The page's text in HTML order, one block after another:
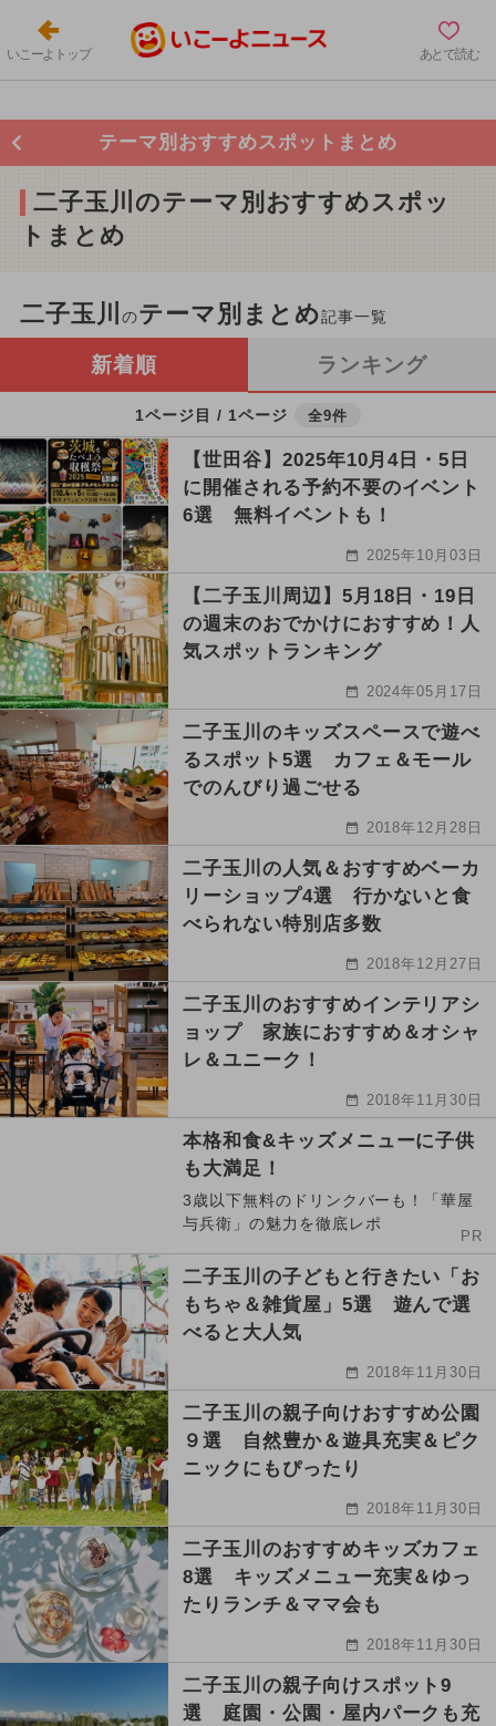
いこーよトップ あとで読む
テーマ別おすすめスポットまとめ
二子玉川のテーマ別おすすめスポッ
トまとめ
二子玉川 のテーマ別まとめ記事一覧
新着順 ランキング
1ページ目 / 1ページ 全9件
【世田谷】2025年10月4日・5日
に開催される予約不要のイベント
6選 無料イベントも！
2025年10月03日
【二子玉川周辺】5月18日・19日
の週末のおでかけにおすすめ！人
気スポットランキング
2024年05月17日
二子玉川のキッズスペースで遊べ
るスポット5選 カフェ＆モール
でのんびり過ごせる
2018年12月28日
二子玉川の人気＆おすすめベーカ
リーショップ4選 行かないと食
べられない特別店多数
2018年12月27日
二子玉川のおすすめインテリアシ
ョップ 家族におすすめ＆オシャ
レ＆ユニーク！
2018年11月30日
本格和食&キッズメニューに子供
も大満足！
3歳以下無料のドリンクバーも！「華屋
与兵衛」の魅力を徹底レポ
PR
二子玉川の子どもと行きたい「お
もちゃ＆雑貨屋」5選 遊んで選
べると大人気
2018年11月30日
二子玉川の親子向けおすすめ公園
９選 自然豊か＆遊具充実＆ピク
ニックにもぴったり
2018年11月30日
二子玉川のおすすめキッズカフェ
8選 キッズメニュー充実＆ゆっ
たりランチ＆ママ会も
2018年11月30日
二子玉川の親子向けスポット9
選 庭園・公園・屋内パークも充